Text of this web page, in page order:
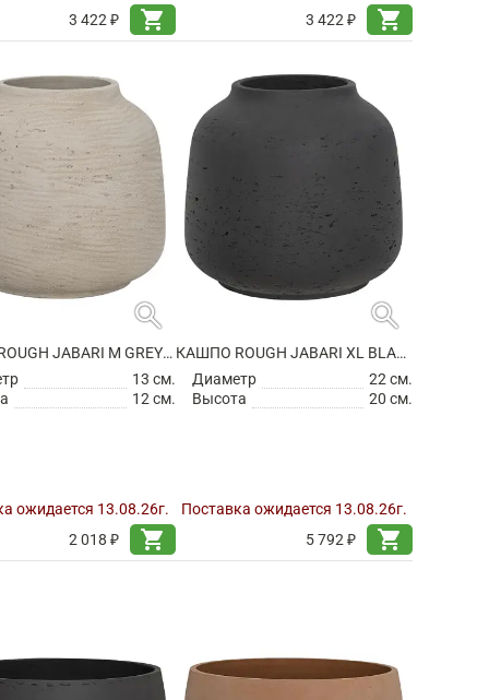
3 422 ₽
shopping_cart
3 422 ₽
shopping_cart
search
КАШПО ROUGH JABARI M GREY WASHED
13 см.
12 см.
ожидается 13.08.26г.
2 018 ₽
shopping_cart
search
КАШПО ROUGH JABARI XL BLACK WASHED
Диаметр
22 см.
Высота
20 см.
Поставка ожидается 13.08.26г.
5 792 ₽
shopping_cart